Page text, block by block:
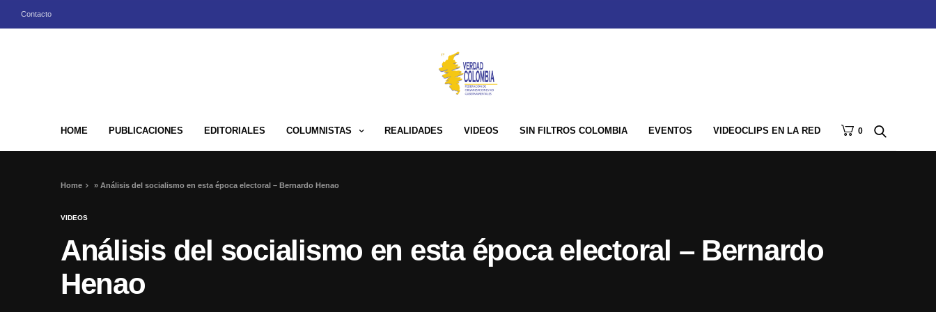
Contacto
HOME PUBLICACIONES EDITORIALES COLUMNISTAS REALIDADES VIDEOS SIN FILTROS COLOMBIA EVENTOS VIDEOCLIPS EN LA RED 0
Home »Análisis del socialismo en esta época electoral – Bernardo Henao
VIDEOS
Análisis del socialismo en esta época electoral – Bernardo
Henao